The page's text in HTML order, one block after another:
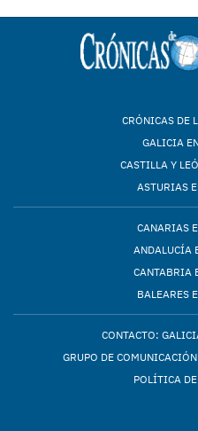
CRÓNICAS DE
GALICIA
CASTILLA Y
ASTURIAS
CANARIAS
ANDALUCÍA
CANTABRIA
BALEARES
CONTACTO:
GRUPO DE
POLÍTICA